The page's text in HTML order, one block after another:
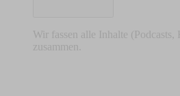
Wir fassen alle Inhalte
zusammen.